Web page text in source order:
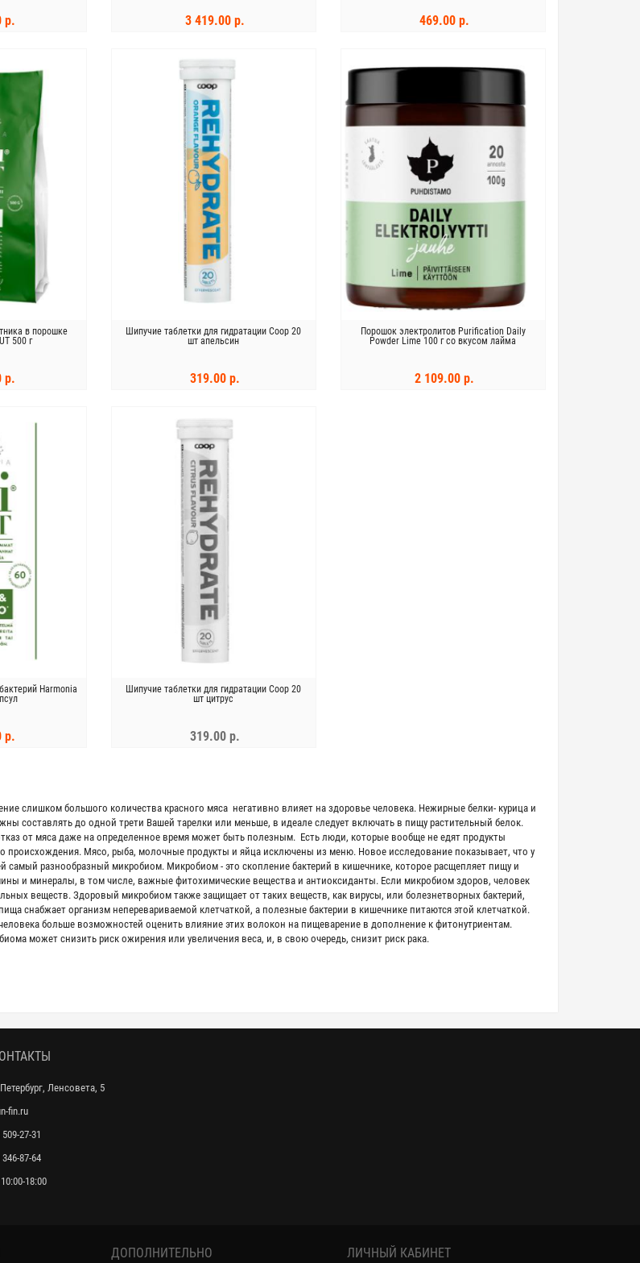
р. 3 419.00 р. 469.00 р.
в порошке
500 г
р.
Шипучие таблетки для гидратации Coop 20
шт апельсин
319.00 р.
Порошок электролитов Purification Daily
Powder Lime 100 г со вкусом лайма
2 109.00 р.
Harmonia
р.
Шипучие таблетки для гидратации Coop 20
шт цитрус
319.00 р.
слишком большого количества красного мяса негативно влияет на здоровье человека. Нежирные белки- курица и
составлять до одной трети Вашей тарелки или меньше, в идеале следует включать в пищу растительный белок.
от мяса даже на определенное время может быть полезным. Есть люди, которые вообще не едят продукты
происхождения. Мясо, рыба, молочные продукты и яйца исключены из меню. Новое исследование показывает, что у
самый разнообразный микробиом. Микробиом - это скопление бактерий в кишечнике, которое расщепляет пищу и
и минералы, в том числе, важные фитохимические вещества и антиоксиданты. Если микробиом здоров, человек
веществ. Здоровый микробиом также защищает от таких веществ, как вирусы, или болезнетворных бактерий,
снабжает организм неперевариваемой клетчаткой, а полезные бактерии в кишечнике питаются этой клетчаткой.
больше возможностей оценить влияние этих волокон на пищеварение в дополнение к фитонутриентам.
может снизить риск ожирения или увеличения веса, и, в свою очередь, снизит риск рака.
Ленсовета, 5
fin.ru
27-31
87-64
18:00
ДОПОЛНИТЕЛЬНО ЛИЧНЫЙ КАБИНЕТ